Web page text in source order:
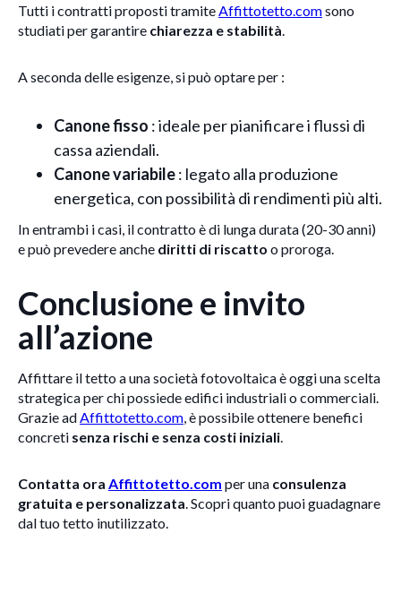
Tutti i contratti proposti tramite Affittotetto.comsono
studiati per garantire chiarezza e stabilità
A seconda delle esigenze, si può optare per :
Canone fisso : ideale per pianificare i flussi di
cassa aziendali.
Canone variabile: legato alla produzione
energetica, con possibilità di rendimenti più alti.
In entrambi i casi, il contratto è di lunga durata (20-30 anni)
e può prevedere anche diritti di riscatto o proroga.
Conclusione e invito
all’azione
Affittare il tetto a una società fotovoltaica è oggi una scelta
strategica per chi possiede edifici industriali o commerciali.
Grazie ad Affittotetto.com , è possibile ottenere benefici
concreti senza rischi e senza costi iniziali
Contatta ora Affittotetto.com per una consulenza
gratuita e personalizzata . Scopri quanto puoi guadagnare
dal tuo tetto inutilizzato.